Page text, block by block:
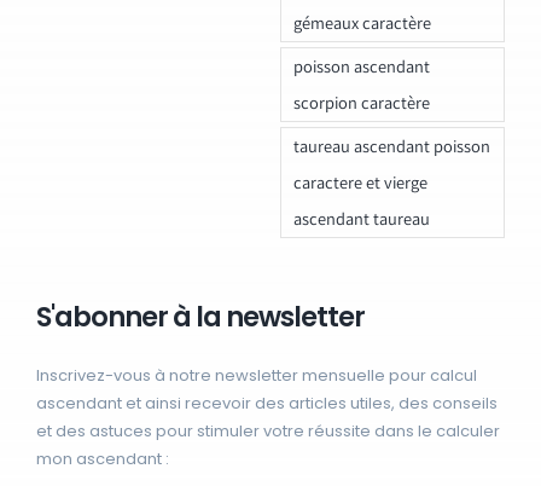
gémeaux caractère
poisson ascendant
scorpion caractère
taureau ascendant poisson
caractere et vierge
ascendant taureau
S'abonner à la newsletter
Inscrivez-vous à notre newsletter mensuelle pour calcul
ascendant et ainsi recevoir des articles utiles, des conseils
et des astuces pour stimuler votre réussite dans le calculer
mon ascendant :